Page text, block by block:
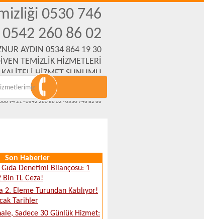
0530 746
260 86 02
AYDIN 0534 864 19 30
TEMİZLİK HİZMETLERİ
KALİTELİ HİZMET SUNUMU
Emek Mh. Yanartaş Sk. No:31 Eskişehir
www.eskisehirmerdiventemizliksirketi.com
94 21 - 0542 260 86 02 - 0530 746 82 66
Son Haberler
Gıda Denetimi Bilançosu: 1
TL Ceza!
2. Eleme Turundan Katılıyor!
Tarihler
Sadece 30 Günlük Hizmet: